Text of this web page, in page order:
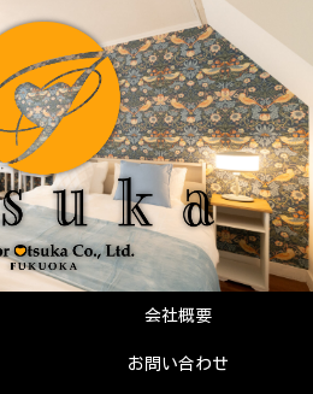
会社概要
お問い合わせ